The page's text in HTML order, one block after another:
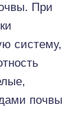
При
систему,
почвы